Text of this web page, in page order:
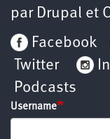
par Drupal et
Facebook
Twitter
Podcasts
Username